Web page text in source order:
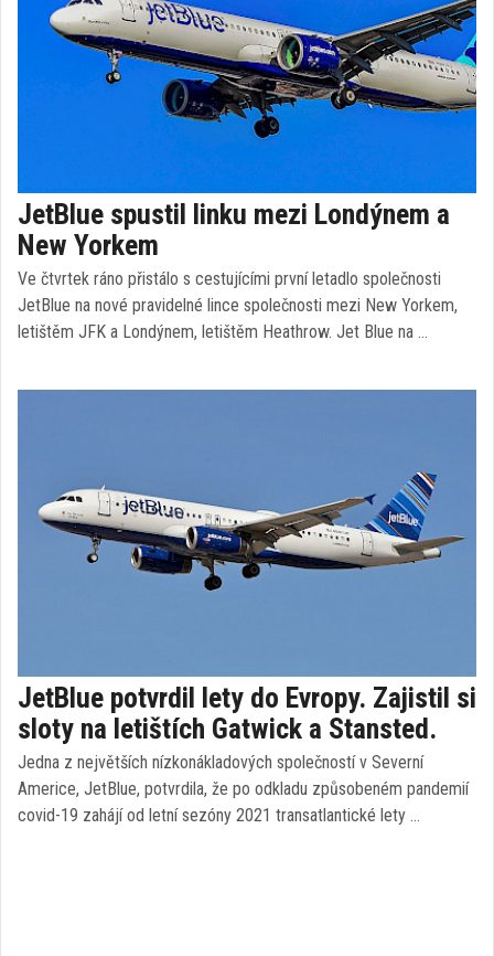
JetBlue spustil linku mezi Londýnem a
New Yorkem
Ve čtvrtek ráno přistálo s cestujícími první letadlo společnosti
JetBlue na nové pravidelné lince společnosti mezi New Yorkem,
letištěm JFK a Londýnem, letištěm Heathrow. Jet Blue na …
JetBlue potvrdil lety do Evropy. Zajistil si
sloty na letištích Gatwick a Stansted.
Jedna z největších nízkonákladových společností v Severní
Americe, JetBlue, potvrdila, že po odkladu způsobeném pandemií
covid-19 zahájí od letní sezóny 2021 transatlantické lety …